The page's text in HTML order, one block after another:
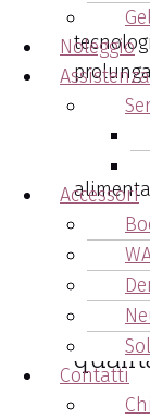
Noleggio
Assistenza
Accessori
Contatti
una
Robot
alle